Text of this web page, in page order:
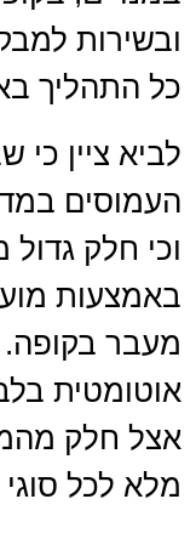
ובשירות
כל התהליך
לביא ציין כי
העמוסים
וכי חלק
באמצעות
מעבר בקופה.
אוטומטית
אצל חלק
מלא לכל